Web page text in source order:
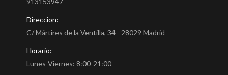
Direccion:
C/ Mártires de la Ventilla, 34 - 28029 Madrid
Horario:
Lunes-Viernes: 8:00-21:00